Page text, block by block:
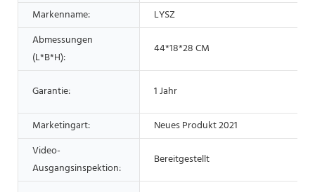
Markenname:
LYSZ
Abmessungen
(L*B*H):
44*18*28 CM
Garantie: 1 Jahr
Marketingart:
Neues Produkt 2021
Video-
Ausgangsinspektion:
Bereitgestellt